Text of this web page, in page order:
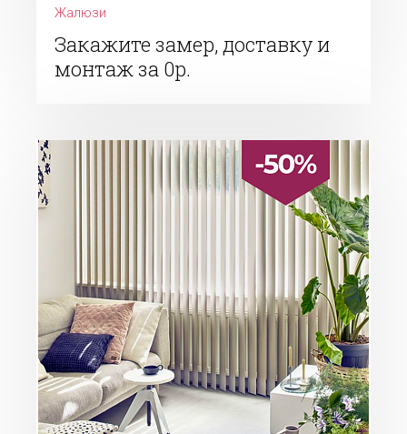
Жалюзи
Закажите замер, доставку и
монтаж за 0р.